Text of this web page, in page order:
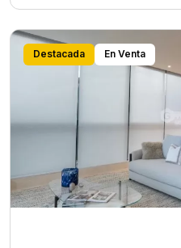
Destacada En Venta